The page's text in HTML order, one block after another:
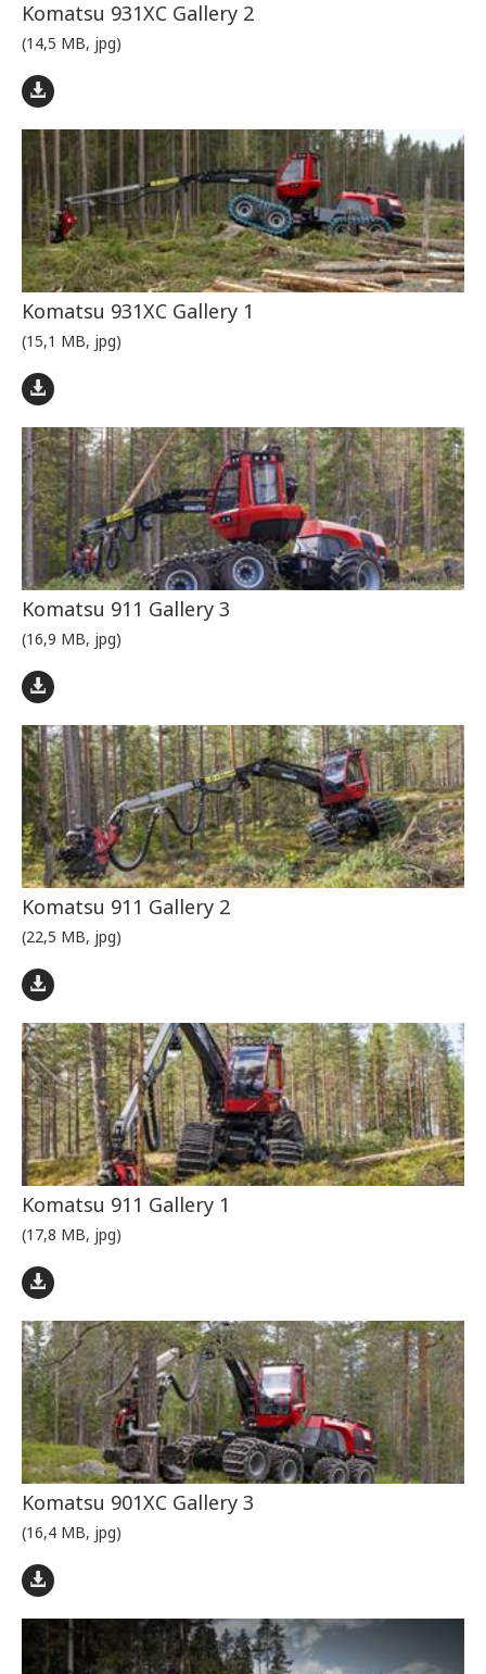
Komatsu 931XC Gallery 2
(14,5 MB, jpg)
Komatsu 931XC Gallery 1
(15,1 MB, jpg)
Komatsu 911 Gallery 3
(16,9 MB, jpg)
Komatsu 911 Gallery 2
(22,5 MB, jpg)
Komatsu 911 Gallery 1
(17,8 MB, jpg)
Komatsu 901XC Gallery 3
(16,4 MB, jpg)